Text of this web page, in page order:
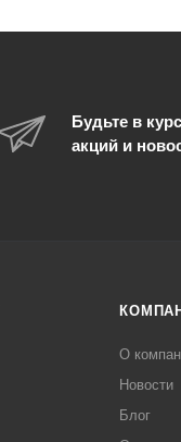
Будьте в
акций и
О
Новости
Блог